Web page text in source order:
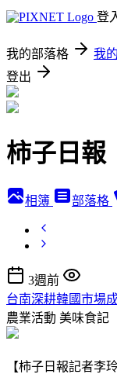
登
我的部落格 我
登出
柿子日報
相簿 部落格
3週前
台南深耕韓國市場
農業活動 美味食記
【柿子日報記者李